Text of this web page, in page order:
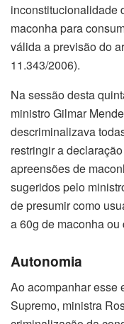
inconstitucionalidade
maconha para
válida a previsão do
11.343/2006).
Na sessão desta
ministro Gilmar
descriminalizava
restringir a
apreensões de
sugeridos pelo
de presumir como
a 60g de maconha
Autonomia
Ao acompanhar esse
Supremo, ministra